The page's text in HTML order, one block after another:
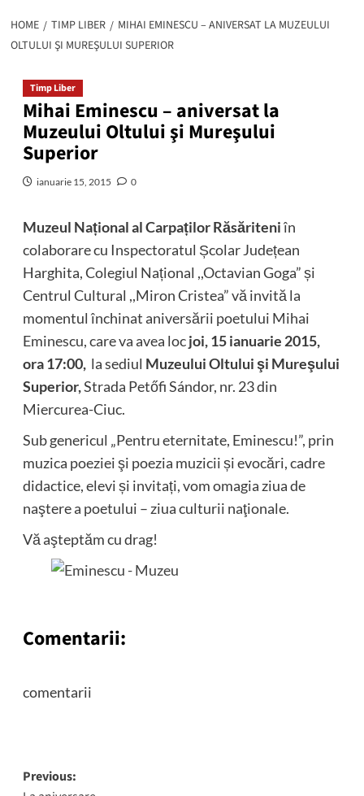
HOME TIMP LIBER
MIHAI EMINESCU – ANIVERSAT LA MUZEULUI
OLTULUI ŞI MUREŞULUI SUPERIOR
Timp Liber
Mihai Eminescu – aniversat la
Muzeului Oltului şi Mureşului
Superior
ianuarie 15, 2015 0
Muzeul Național al Carpaților Răsăriteniîn
colaborare cu Inspectoratul Școlar Județean
Harghita, Colegiul Național ,,Octavian Goga” și
Centrul Cultural ,,Miron Cristea” vă invită la
momentul închinat aniversării poetului Mihai
Eminescu, care va avea locjoi, 15 ianuarie 2015,
ora 17:00,la sediul Muzeului Oltului şi Mureşului
Superior,Strada Petőfi Sándor, nr. 23 din
Miercurea-Ciuc.
Sub genericul „Pentru eternitate, Eminescu!”, prin
muzica poeziei şi poezia muzicii și evocări, cadre
didactice, elevi și invitați, vom omagia ziua de
naştere a poetului – ziua culturii naţionale.
Vă aşteptăm cu drag!
Comentarii:
comentarii
Post
Previous: